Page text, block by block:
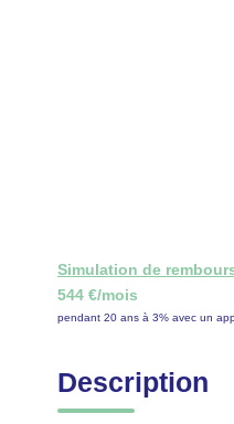
Simulation de
544 €/mois
pendant 20 ans à 3% avec un
Description